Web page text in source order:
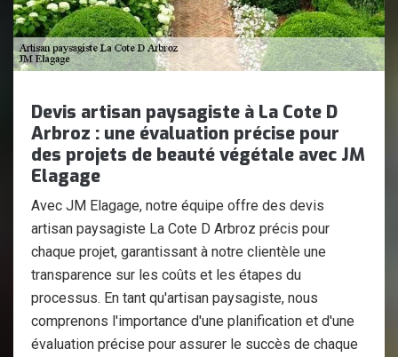
Devis artisan paysagiste à La Cote D
Arbroz : une évaluation précise pour
des projets de beauté végétale avec JM
Elagage
Avec JM Elagage, notre équipe offre des devis
artisan paysagiste La Cote D Arbroz précis pour
chaque projet, garantissant à notre clientèle une
transparence sur les coûts et les étapes du
processus. En tant qu'artisan paysagiste, nous
comprenons l'importance d'une planification et d'une
évaluation précise pour assurer le succès de chaque